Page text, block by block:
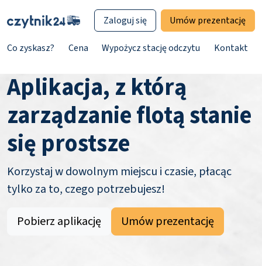
Co zyskasz? Cena Wypożycz stację odczytu Kontakt
Zaloguj się Umów prezentację
Aplikacja, z którą
zarządzanie flotą stanie
się prostsze
Korzystaj w dowolnym miejscu i czasie, płacąc
tylko za to, czego potrzebujesz!
Pobierz aplikację
Umów prezentację